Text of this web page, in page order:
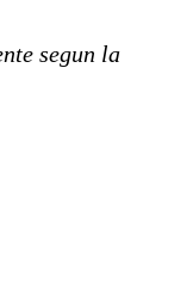
segun la